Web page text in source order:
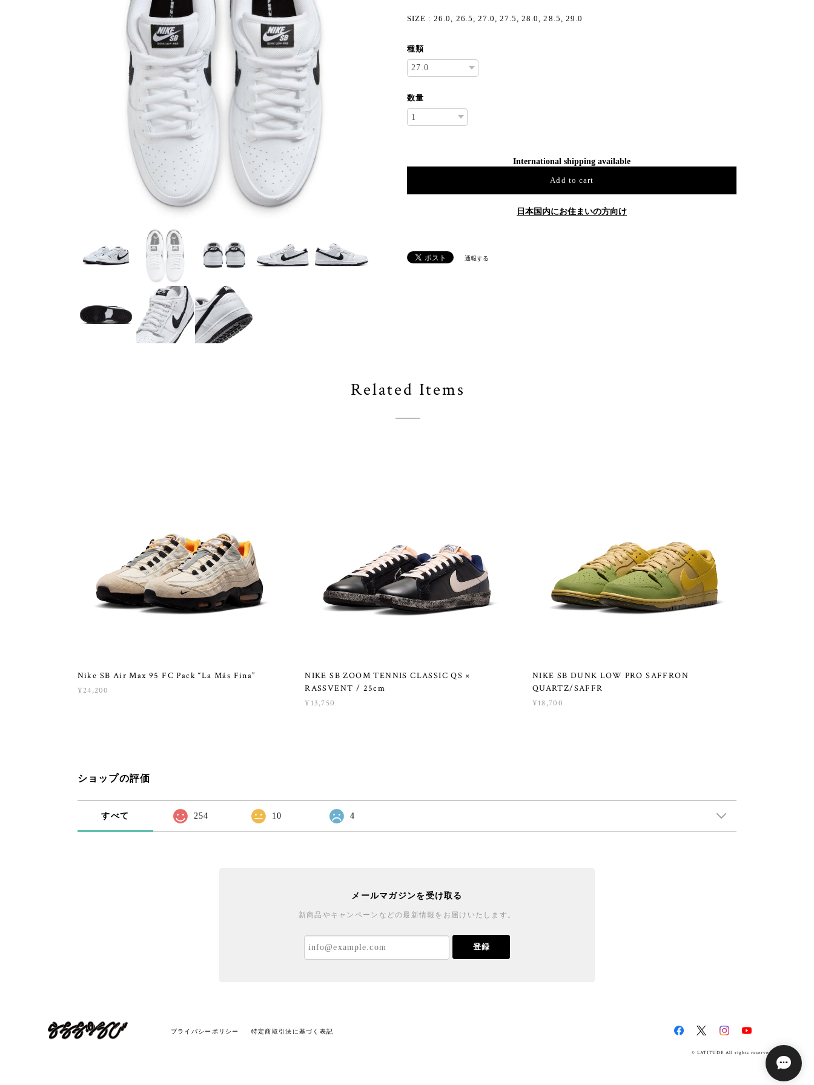
SIZE : 26.0, 26.5, 27.0, 27.5, 28.0, 28.5, 29.0
種類
数量
International shipping available
Add to cart
日本国内にお住まいの方向け
通報する
Related Items
Nike SB Air Max 95 FC Pack “La Más Fina”
¥24,200
NIKE SB ZOOM TENNIS CLASSIC QS ×
RASSVENT / 25cm
¥13,750
NIKE SB DUNK LOW PRO SAFFRON
QUARTZ/SAFFR
¥18,700
ショップの評価
すべて 254 10 4
メールマガジンを受け取る
新商品やキャンペーンなどの最新情報をお届けいたします。
登録
プライバシーポリシー 特定商取引法に基づく表記
© LATITUDE All rights reserved.